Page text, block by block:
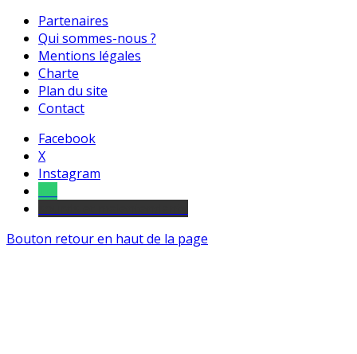
Partenaires
Qui sommes-nous ?
Mentions légales
Charte
Plan du site
Contact
Facebook
X
Instagram
Bouton retour en haut de la page